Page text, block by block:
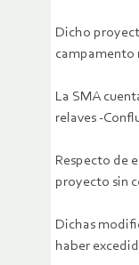
Dicho
campamento
La SMA
relaves -
Respecto de
proyecto sin
Dichas
haber